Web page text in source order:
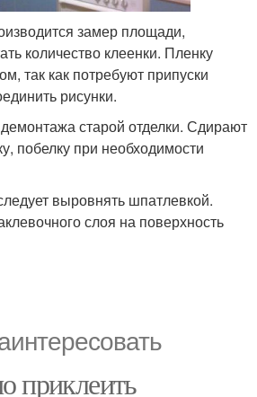
замер площади,
количество клеенки. Пленку
так как потребуют припуски
рисунки.
старой отделки. Сдирают
побелку при необходимости
выровнять шпатлевкой.
слоя на поверхность
приклеить